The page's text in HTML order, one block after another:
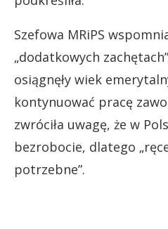
Szefowa MRiPS
„dodatkowych
osiągnęły wiek
kontynuować pracę
zwróciła uwagę, że w
bezrobocie, dlatego
potrzebne”.